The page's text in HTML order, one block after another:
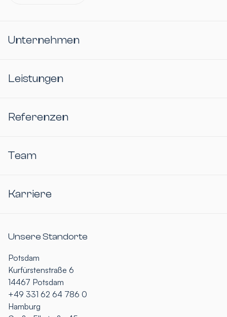
Unternehmen
Leistungen
Referenzen
Team
Karriere
Unsere Standorte
Potsdam
Kurfürstenstraße 6
14467 Potsdam
+49 331 62 64 786 0
Hamburg